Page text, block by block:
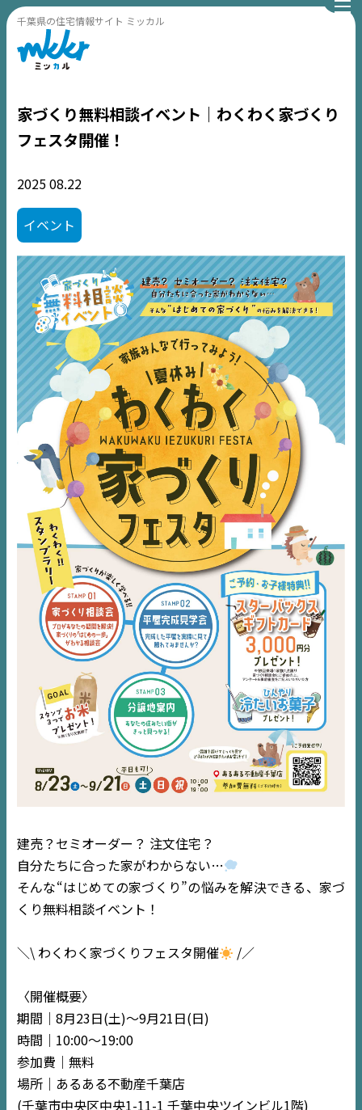
千葉県の住宅情報サイト ミッカル
家づくり無料相談イベント｜わくわく家づくり
フェスタ開催！
202508.22
イベント
建売？セミオーダー？ 注文住宅？
自分たちに合った家がわからない…
そんな“はじめての家づくり”の悩みを解決できる、家づ
くり無料相談イベント！
＼\ わくわく家づくりフェスタ開催 /／
〈開催概要〉
期間｜8月23日(土)〜9月21日(日)
時間｜10:00〜19:00
参加費｜無料
場所｜あるある不動産千葉店
(千葉市中央区中央1-11-1 千葉中央ツインビル1階)